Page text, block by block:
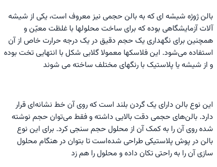
بالن ژوژه شیشه ای که به بالن حجمی نیز معروف است، یکی از شیشه
آلات آزمایشگاهی بوده که برای ساخت محلولها با غلظت معیّن و
همچنین برای نگهداری یک حجم دقیق در یک درجه حرارت خاص از آن
استفاده می‌شود. این فلاسکها معمولا گلابی شکل با انتهایی تخت بوده
و از شیشه یا پلاستیک با رنگهای مختلف ساخته می شوند
این نوع بالن دارای یک گردن بلند است که روی آن خط نشانه‌ای قرار
دارد. بالن‌های حجمی دقت بالایی داشته و فقط می‌توان حجم نوشته
شده روی آن را به کمک آن از محلول حجم سنجی کرد. برای این نوع
بالن در پوش پلاستیکی طراحی شده‌است تا بتوان در هنگام محلول
سازی آن را به راحتی تکان داده و محلول را هم زد